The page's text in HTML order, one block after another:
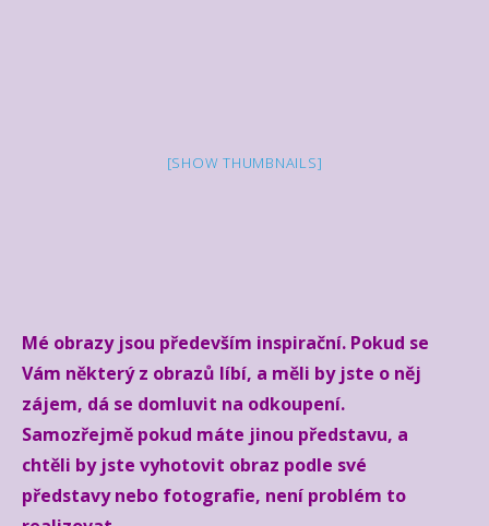
[SHOW THUMBNAILS]
Mé obrazy jsou především inspirační. Pokud se
Vám některý z obrazů líbí, a měli by jste o něj
zájem, dá se domluvit na odkoupení.
Samozřejmě pokud máte jinou představu, a
chtěli by jste vyhotovit obraz podle své
představy nebo fotografie, není problém to